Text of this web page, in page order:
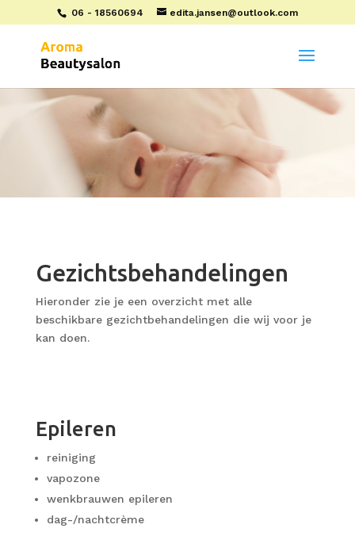
06 - 18560694 edita.jansen@outlook.com
Gezichtsbehandelingen
Hieronder zie je een overzicht met alle
beschikbare gezichtbehandelingen die wij voor je
kan doen.
Epileren
reiniging
vapozone
wenkbrauwen epileren
dag-/nachtcrème